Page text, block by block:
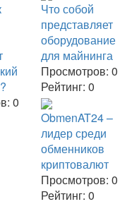
0
Что собой
представляет
оборудование
для майнинга
Просмотров: 0
Рейтинг: 0
ObmenAT24 –
лидер среди
обменников
криптовалют
Просмотров: 0
Рейтинг: 0